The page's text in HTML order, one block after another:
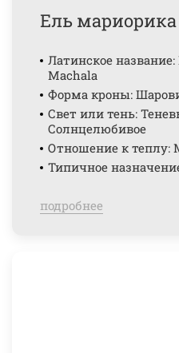
Ель
Латинское
Machala
Форма кроны:
Свет или тень:
Солнцелюбивое
Отношение к теплу:
Типичное
подробнее